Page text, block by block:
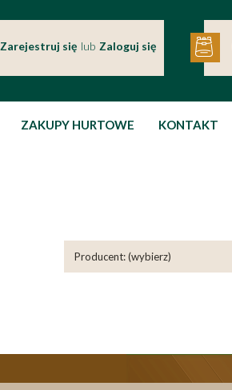
Zarejestruj się lub Zaloguj się
ZAKUPY HURTOWE KONTAKT
Producent: (wybierz)